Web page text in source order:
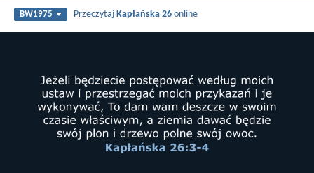
BW1975 PrzeczytajKapłańska 26 online